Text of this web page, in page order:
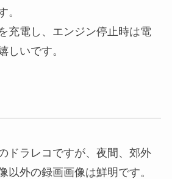
。
充電し、エンジン停止時は電
しいです。
ドラレコですが、夜間、郊外
以外の録画画像は鮮明です。